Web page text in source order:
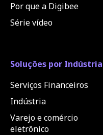
Por que a Digibee
Série vídeo
Soluções por Indústria
Serviços Financeiros
Indústria
Varejo e comércio
eletrônico